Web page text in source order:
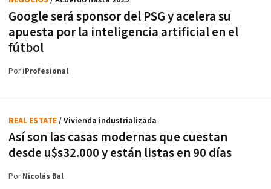
Google será sponsor del PSG y acelera su
apuesta por la inteligencia artificial en el
fútbol
PoriProfesional
Así son las casas modernas que cuestan
desde u$s32.000 y están listas en 90 días
REAL ESTATE/ Vivienda industrializada
PorNicolás Bal